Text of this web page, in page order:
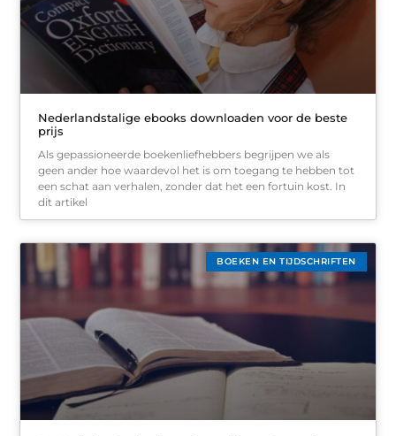
Nederlandstalige ebooks downloaden voor de beste
prijs
Als gepassioneerde boekenliefhebbers begrijpen we als
geen ander hoe waardevol het is om toegang te hebben tot
een schat aan verhalen, zonder dat het een fortuin kost. In
dit artikel
BOEKEN EN TIJDSCHRIFTEN